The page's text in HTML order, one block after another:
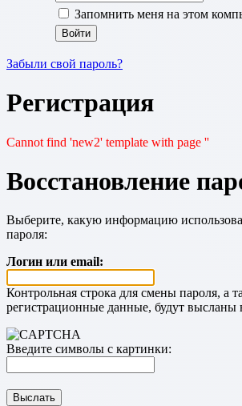
Запомнить меня на этом
Забыли свой пароль?
Регистрация
Cannot find 'new2' template with page ''
Восстановление
Выберите, какую информацию
пароля:
Логин или email:
Контрольная строка для смены пароля, а
регистрационные данные, будут высланы
Введите символы с картинки: